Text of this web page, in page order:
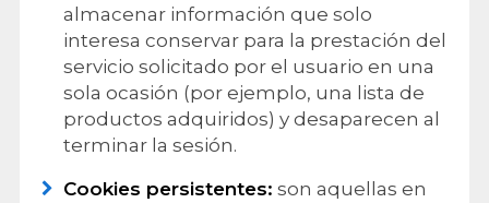
almacenar información que solo
interesa conservar para la prestación del
servicio solicitado por el usuario en una
sola ocasión (por ejemplo, una lista de
productos adquiridos) y desaparecen al
terminar la sesión.
Cookies persistentes: son aquellas en